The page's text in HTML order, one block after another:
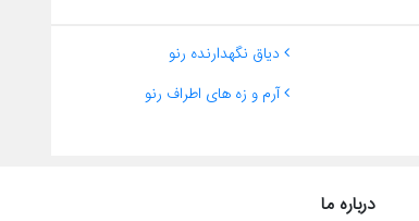
دیاق نگهدارنده رنو
آرم و زه های اطراف رنو
درباره ما